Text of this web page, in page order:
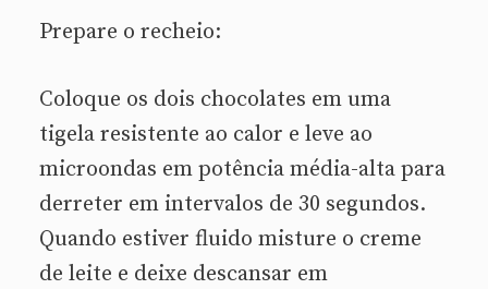
Prepare o recheio:
Coloque os dois chocolates em uma
tigela resistente ao calor e leve ao
microondas em potência média-alta para
derreter em intervalos de 30 segundos.
Quando estiver fluido misture o creme
de leite e deixe descansar em